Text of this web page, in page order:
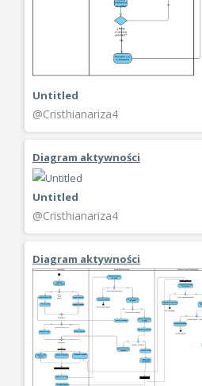
Untitled
@Cristhianariza4
Diagram aktywności
Untitled
@Cristhianariza4
Diagram aktywności